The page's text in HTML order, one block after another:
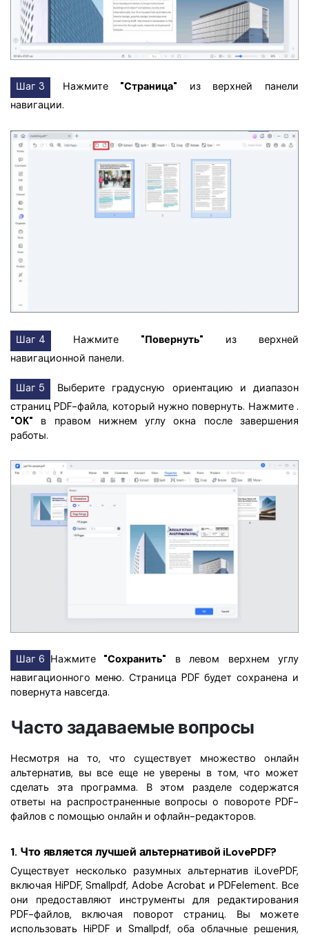
Шаг 3 Нажмите "Страница" из верхней панели
навигации.
Шаг 4 Нажмите "Повернуть" из верхней
навигационной панели.
Шаг 5
Выберите градусную ориентацию и диапазон
страниц PDF-файла, который нужно повернуть. Нажмите .
"OK" в правом нижнем углу окна после завершения
работы.
Шаг 6 Нажмите "Сохранить" в левом верхнем углу
навигационного меню. Страница PDF будет сохранена и
повернута навсегда.
Часто задаваемые вопросы
Несмотря на то, что существует множество онлайн
альтернатив, вы все еще не уверены в том, что может
сделать эта программа. В этом разделе содержатся
ответы на распространенные вопросы о повороте PDF-
файлов с помощью онлайн и офлайн-редакторов.
1. Что является лучшей альтернативой iLovePDF?
Существует несколько разумных альтернатив iLovePDF,
включая HiPDF, Smallpdf, Adobe Acrobat и PDFelement. Все
они предоставляют инструменты для редактирования
PDF-файлов, включая поворот страниц. Вы можете
использовать HiPDF и Smallpdf, оба облачные решения,